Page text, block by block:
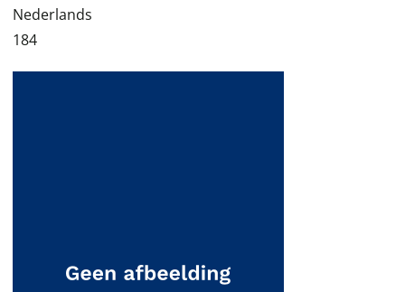
Nederlands
184